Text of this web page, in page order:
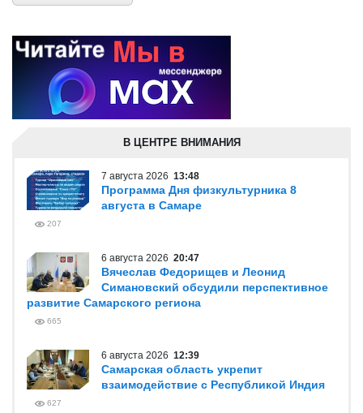
В ЦЕНТРЕ ВНИМАНИЯ
7 августа 2026 13:48
Программа Дня физкультурника 8
августа в Самаре
207
6 августа 2026 20:47
Вячеслав Федорищев и Леонид
Симановский обсудили перспективное
развитие Самарского региона
665
6 августа 2026 12:39
Самарская область укрепит
взаимодействие с Республикой Индия
627